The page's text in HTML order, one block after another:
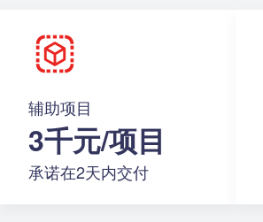
辅助项目
3千元/项目
承诺在2天内交付